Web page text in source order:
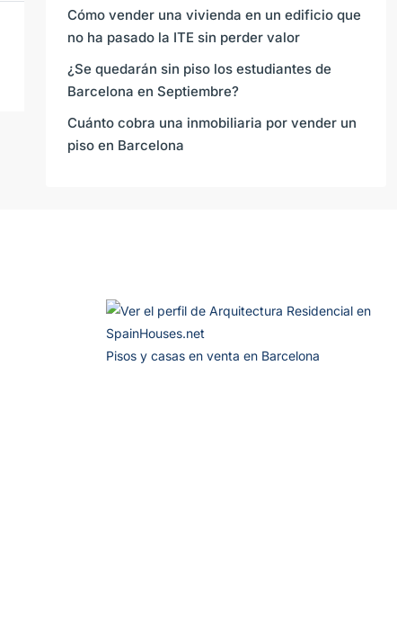
Cómo vender una vivienda en un edificio que
no ha pasado la ITE sin perder valor
¿Se quedarán sin piso los estudiantes de
Barcelona en Septiembre?
Cuánto cobra una inmobiliaria por vender un
piso en Barcelona
Pisos y casas en venta en Barcelona